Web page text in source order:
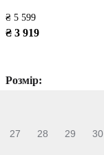
₴ 5 599
₴ 3 919
Розмір:
27 28 29 30